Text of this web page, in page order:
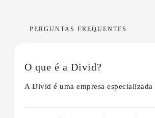
PERGUNTAS FREQUENTES
O que é a Divid?
A Divid é uma empresa